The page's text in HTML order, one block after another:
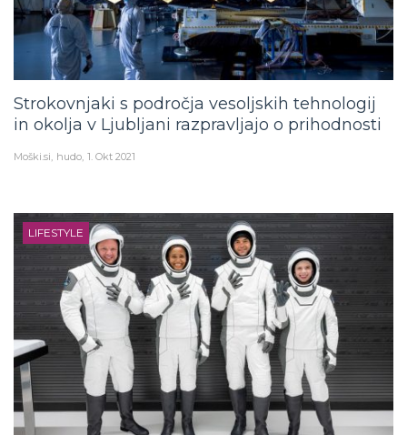
Strokovnjaki s področja vesoljskih tehnologij
in okolja v Ljubljani razpravljajo o prihodnosti
Moški.si hudo 1. Okt 2021
LIFESTYLE